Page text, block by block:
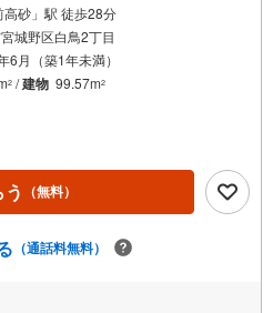
高砂」駅 徒歩28分
城野区白鳥2丁目
6月（築1年未満）
2 /建物 99.57m2
（無料）
（通話料無料）